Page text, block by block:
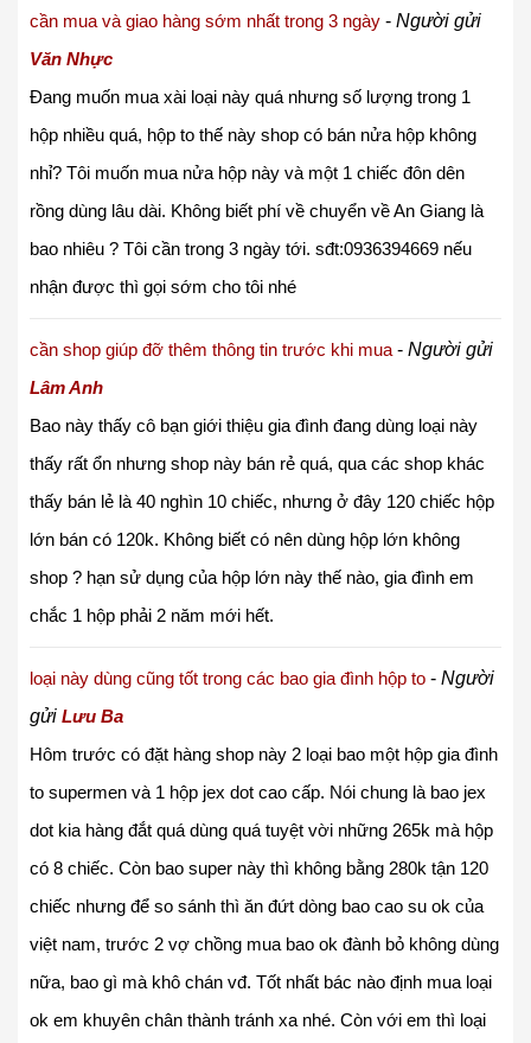
cần mua và giao hàng sớm nhất trong 3 ngày - Người gửi
Văn Nhực
Đang muốn mua xài loại này quá nhưng số lượng trong 1
hộp nhiều quá, hộp to thế này shop có bán nửa hộp không
nhỉ? Tôi muốn mua nửa hộp này và một 1 chiếc đôn dên
rồng dùng lâu dài. Không biết phí về chuyển về An Giang là
bao nhiêu ? Tôi cần trong 3 ngày tới. sđt:0936394669 nếu
nhận được thì gọi sớm cho tôi nhé
cần shop giúp đỡ thêm thông tin trước khi mua - Người gửi
Lâm Anh
Bao này thấy cô bạn giới thiệu gia đình đang dùng loại này
thấy rất ổn nhưng shop này bán rẻ quá, qua các shop khác
thấy bán lẻ là 40 nghìn 10 chiếc, nhưng ở đây 120 chiếc hộp
lớn bán có 120k. Không biết có nên dùng hộp lớn không
shop ? hạn sử dụng của hộp lớn này thế nào, gia đình em
chắc 1 hộp phải 2 năm mới hết.
loại này dùng cũng tốt trong các bao gia đình hộp to - Người
gửi Lưu Ba
Hôm trước có đặt hàng shop này 2 loại bao một hộp gia đình
to supermen và 1 hộp jex dot cao cấp. Nói chung là bao jex
dot kia hàng đắt quá dùng quá tuyệt vời những 265k mà hộp
có 8 chiếc. Còn bao super này thì không bằng 280k tận 120
chiếc nhưng để so sánh thì ăn đứt dòng bao cao su ok của
việt nam, trước 2 vợ chồng mua bao ok đành bỏ không dùng
nữa, bao gì mà khô chán vđ. Tốt nhất bác nào định mua loại
ok em khuyên chân thành tránh xa nhé. Còn với em thì loại